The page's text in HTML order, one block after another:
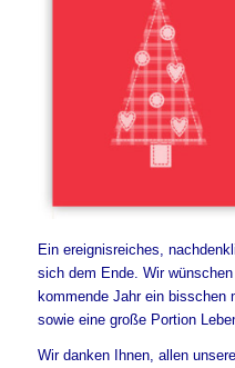
Ein ereignisreiches,
sich dem Ende. Wir
kommende Jahr ein bisschen
sowie eine große Portion
Wir danken Ihnen, allen